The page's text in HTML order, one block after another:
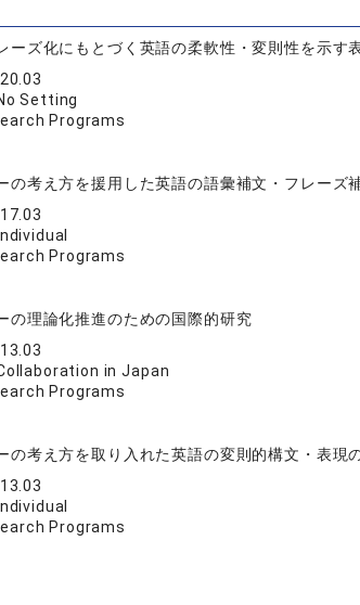
ーズ化にもとづく英語の柔軟性・変則性を示す
Setting
Programs
の考え方を援用した英語の語彙補文・フレーズ
Individual
Programs
の理論化推進のための国際的研究
in Japan
Programs
の考え方を取り入れた英語の変則的構文・表現
Individual
Programs